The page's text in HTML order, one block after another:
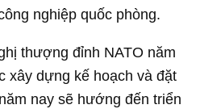
nghiệp quốc phòng.
thượng đỉnh NATO năm
xây dựng kế hoạch và đặt
nay sẽ hướng đến triển